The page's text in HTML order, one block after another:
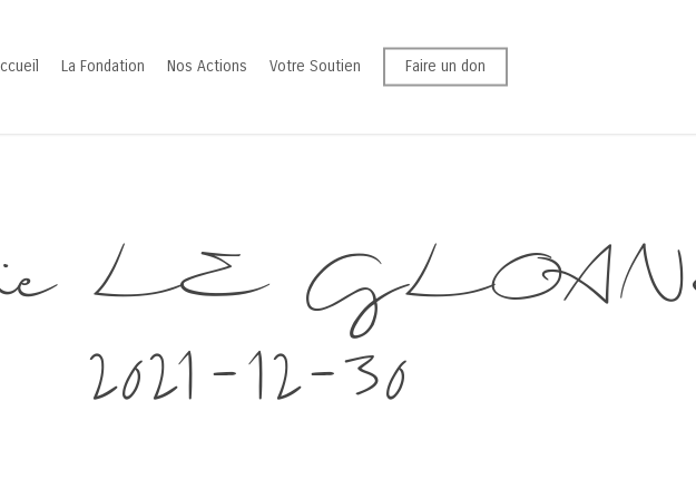
La Fondation Nos Actions Votre Soutien Faire un don
LE
2021-12-30